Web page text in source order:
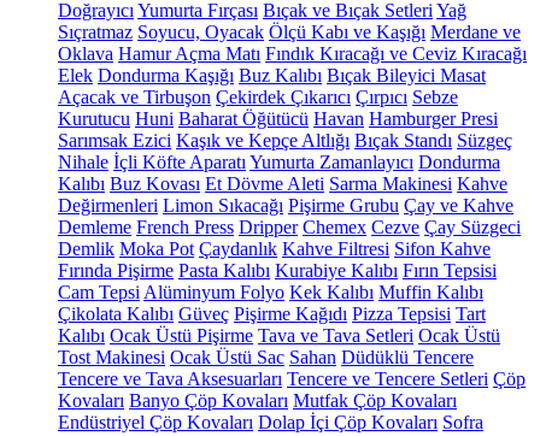
Doğrayıcı Yumurta Fırçası Bıçak ve Bıçak Setleri Yağ
Sıçratmaz Soyucu, Oyacak Ölçü Kabı ve Kaşığı Merdane ve
Oklava Hamur Açma Matı Fındık Kıracağı ve Ceviz Kıracağı
Elek Dondurma Kaşığı Buz Kalıbı Bıçak Bileyici Masat
Açacak ve Tirbuşon Çekirdek Çıkarıcı Çırpıcı Sebze
Kurutucu Huni Baharat Öğütücü Havan Hamburger Presi
Sarımsak Ezici Kaşık ve Kepçe Altlığı Bıçak Standı Süzgeç
Nihale İçli Köfte Aparatı Yumurta Zamanlayıcı Dondurma
Kalıbı Buz Kovası Et Dövme Aleti Sarma Makinesi Kahve
Değirmenleri Limon Sıkacağı Pişirme Grubu Çay ve Kahve
Demleme French Press Dripper Chemex Cezve Çay Süzgeci
Demlik Moka Pot Çaydanlık Kahve Filtresi Sifon Kahve
Fırında Pişirme Pasta Kalıbı Kurabiye Kalıbı Fırın Tepsisi
Cam Tepsi Alüminyum Folyo Kek Kalıbı Muffin Kalıbı
Çikolata Kalıbı Güveç Pişirme Kağıdı Pizza Tepsisi Tart
Kalıbı Ocak Üstü Pişirme Tava ve Tava Setleri Ocak Üstü
Tost Makinesi Ocak Üstü Sac Sahan Düdüklü Tencere
Tencere ve Tava Aksesuarları Tencere ve Tencere Setleri Çöp
Kovaları Banyo Çöp Kovaları Mutfak Çöp Kovaları
Endüstriyel Çöp Kovaları Dolap İçi Çöp Kovaları Sofra